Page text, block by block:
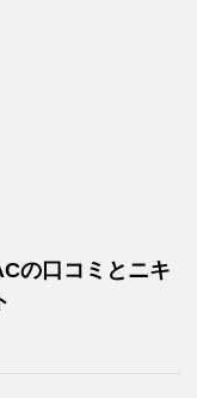
の口コミとニキ